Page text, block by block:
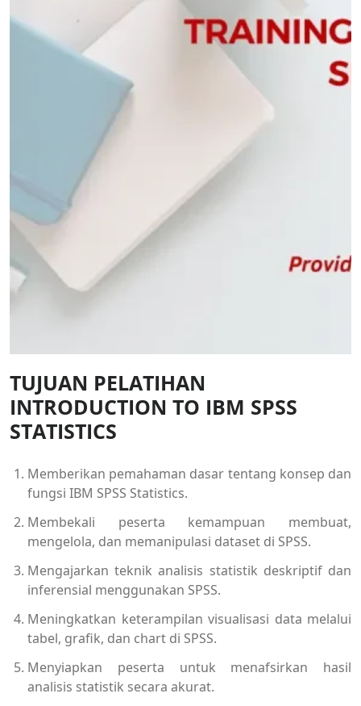
TUJUAN PELATIHAN
INTRODUCTION TO IBM SPSS
STATISTICS
Memberikan pemahaman dasar tentang konsep dan
fungsi IBM SPSS Statistics.
Membekali peserta kemampuan membuat,
mengelola, dan memanipulasi dataset di SPSS.
Mengajarkan teknik analisis statistik deskriptif dan
inferensial menggunakan SPSS.
Meningkatkan keterampilan visualisasi data melalui
tabel, grafik, dan chart di SPSS.
Menyiapkan peserta untuk menafsirkan hasil
analisis statistik secara akurat.